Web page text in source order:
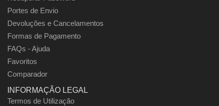
Portes de Envio
Devoluções e Cancelamentos
Formas de Pagamento
FAQs - Ajuda
Favoritos
Comparador
INFORMAÇÃO LEGAL
Termos de Utilização